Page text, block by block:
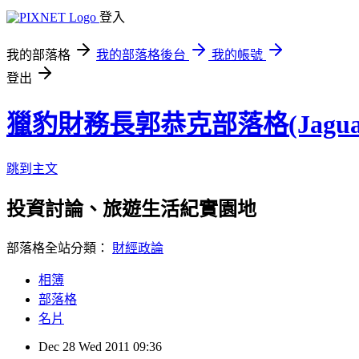
登入
我的部落格 我的部落格後台
我的帳號
登出
獵豹財務長郭恭克部落格
跳到主文
投資討論、旅遊生活紀實園地
部落格全站分類： 財經政論
相簿
部落格
名片
Dec 28 Wed 2011 09:36